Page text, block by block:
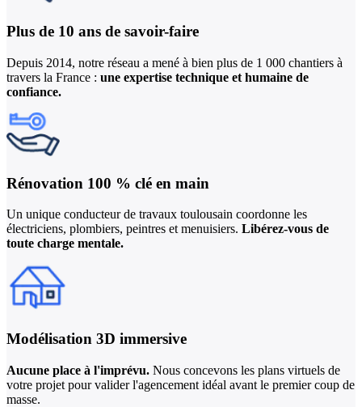
Plus de 10 ans de savoir-faire
Depuis 2014, notre réseau a mené à bien plus de 1 000 chantiers à
travers la France : une expertise technique et humaine de
confiance.
Rénovation 100 % clé en main
Un unique conducteur de travaux toulousain coordonne les
électriciens, plombiers, peintres et menuisiers. Libérez-vous de
toute charge mentale.
Modélisation 3D immersive
Aucune place à l'imprévu. Nous concevons les plans virtuels de
votre projet pour valider l'agencement idéal avant le premier coup de
masse.